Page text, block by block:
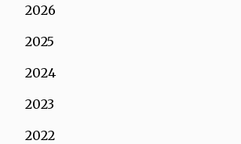
2026
2025
2024
2023
2022